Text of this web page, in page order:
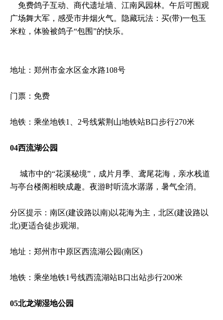
免费鸽子互动、商代遗址墙、江南风园林。午后可围观
广场舞大军，感受市井烟火气‌。隐藏玩法‌：买(带)一包玉
米粒，体验被鸽子“包围”的快乐。
地址：郑州市金水区金水路108号
门票：免费
地铁：乘坐地铁1、2号线紫荆山地铁站B口步行270米
04西流湖公园
城市中的“花溪秘境”，成片月季、鸢尾花海，亲水栈道
与亭台楼阁相映成趣。夜游时听流水潺潺，暑气全消‌。
分区提示‌：南区(建设路以南)以花海为主，北区(建设路以
北)更适合徒步观湖。
地址：郑州市中原区西流湖公园(南区)
地铁：乘坐地铁1号线西流湖站B口出站步行200米
05北龙湖湿地公园